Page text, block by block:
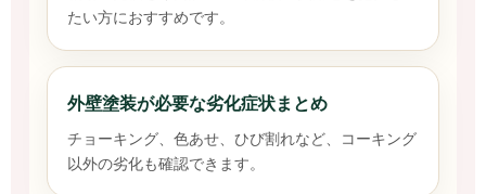
たい方におすすめです。
外壁塗装が必要な劣化症状まとめ
チョーキング、色あせ、ひび割れなど、コーキング
以外の劣化も確認できます。